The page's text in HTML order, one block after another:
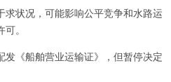
状况，可能影响公平竞争和水路运
。
《船舶营业运输证》，但暂停决定